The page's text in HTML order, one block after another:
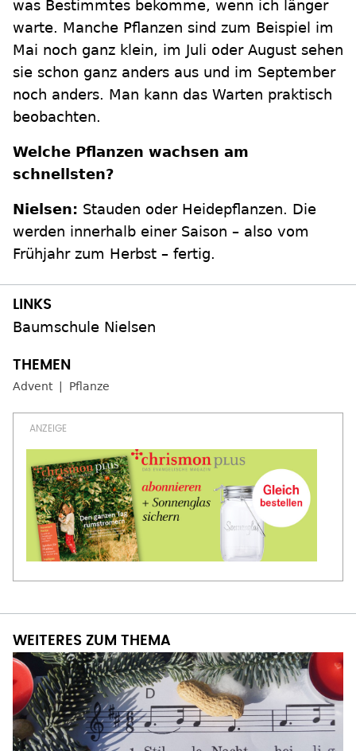
was Bestimmtes bekomme, wenn ich länger
warte. Manche Pflanzen sind zum Beispiel im
Mai noch ganz klein, im Juli oder August sehen
sie schon ganz anders aus und im September
noch anders. Man kann das Warten praktisch
beobachten.
Welche Pflanzen wachsen am
schnellsten?
Nielsen: Stauden oder Heidepflanzen. Die
werden innerhalb einer Saison – also vom
Frühjahr zum Herbst – fertig.
Baumschule Nielsen
Advent Pflanze
WEITERES ZUM THEMA